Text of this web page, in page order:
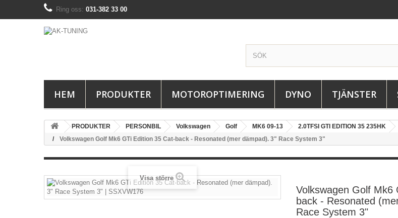
Ring oss: 031-382 33 00
HEM PRODUKTER MOTOROPTIMERING DYNO TJÄNSTER
PRODUKTER PERSONBIL Volkswagen Golf MK6 09-13 2.0TFSI GTI EDITION 35 235HK
Volkswagen Golf Mk6 GTi Edition 35 Cat-back - Resonated (mer dämpad). 3" Race System 3"
Visa större
Volkswagen Golf Mk6
back - Resonated
Race System 3"